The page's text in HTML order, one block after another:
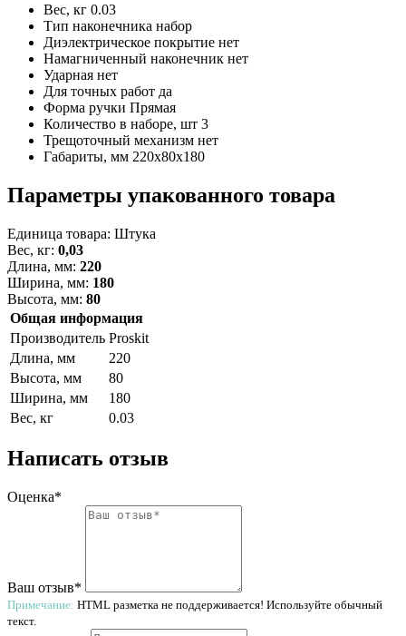
Вес, кг 0.03
Тип наконечника набор
Диэлектрическое покрытие нет
Намагниченный наконечник нет
Ударная нет
Для точных работ да
Форма ручки Прямая
Количество в наборе, шт 3
Трещоточный механизм нет
Габариты, мм 220х80х180
Параметры упакованного товара
Единица товара: Штука
Вес, кг: 0,03
Длина, мм: 220
Ширина, мм: 180
Высота, мм: 80
Общая информация
Производитель Proskit
Длина, мм
220
Высота, мм
80
Ширина, мм
180
Вес, кг
0.03
Написать отзыв
Оценка*
Ваш отзыв*
Примечание: HTML разметка не поддерживается! Используйте обычный
текст.